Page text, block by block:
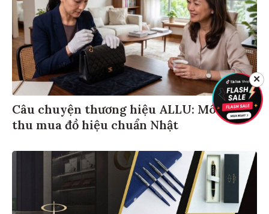
Câu chuyện thương hiệu ALLU: Mô hình
thu mua đồ hiệu chuẩn Nhật
✕